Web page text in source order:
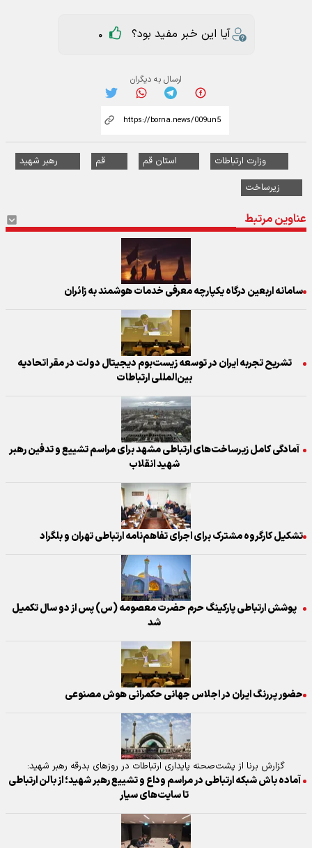
آیا این خبر مفید بود؟ 0
ارسال به دیگران
وزارت ارتباطات استان قم قم
رهبر شهید
زیرساخت
عناوین مرتبط
سامانه اربعین درگاه یکپارچه معرفی خدمات هوشمند به زائران
تشریح تجربه ایران در توسعه زیست‌بوم دیجیتال دولت در مقر اتحادیه
بین‌المللی ارتباطات
آمادگی کامل زیرساخت‌های ارتباطی مشهد برای مراسم تشییع و تدفین رهبر
شهید انقلاب
تشکیل کارگروه مشترک برای اجرای تفاهم‌نامه ارتباطی تهران و بلگراد
پوشش ارتباطی پارکینگ حرم حضرت معصومه (س) پس از دو سال تکمیل
شد
حضور پررنگ ایران در اجلاس جهانی حکمرانی هوش مصنوعی
گزارش برنا از پشت‌صحنه پایداری ارتباطات در روز‌های بدرقه رهبر شهید:
آماده باش شبکه ارتباطی در مراسم وداع و تشییع رهبر شهید؛ از بالن ارتباطی
تا سایت‌های سیار